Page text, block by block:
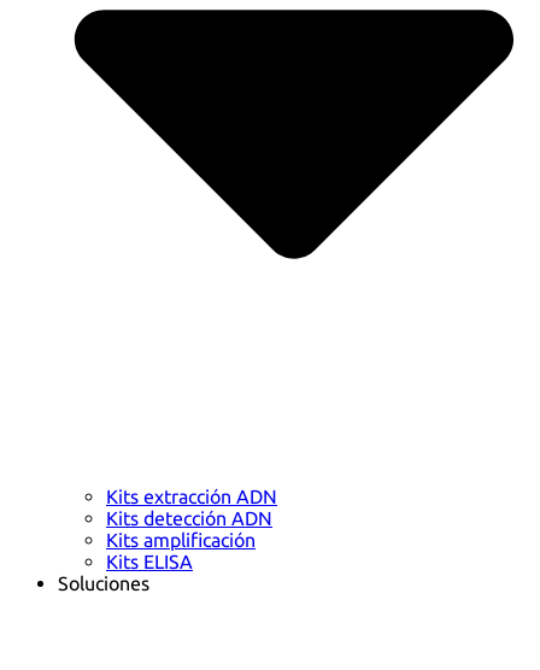
Kits extracción ADN
Kits detección ADN
Kits amplificación
Kits ELISA
Soluciones